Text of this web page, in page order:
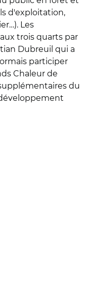
d'exploitation,
Les
trois quarts par
Dubreuil qui a
participer
Chaleur de
du